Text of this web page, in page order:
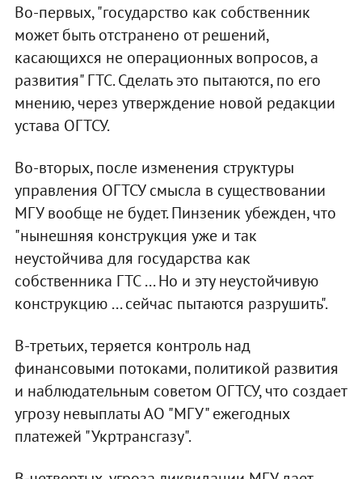
Во-первых, "государство как собственник
может быть отстранено от решений,
касающихся не операционных вопросов, а
развития" ГТС. Сделать это пытаются, по его
мнению, через утверждение новой редакции
устава ОГТСУ.
Во-вторых, после изменения структуры
управления ОГТСУ смысла в существовании
МГУ вообще не будет. Пинзеник убежден, что
"нынешняя конструкция уже и так
неустойчива для государства как
собственника ГТС ... Но и эту неустойчивую
конструкцию ... сейчас пытаются разрушить".
В-третьих, теряется контроль над
финансовыми потоками, политикой развития
и наблюдательным советом ОГТСУ, что создает
угрозу невыплаты АО "МГУ" ежегодных
платежей "Укртрансгазу".